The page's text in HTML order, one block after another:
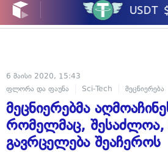
6 მაისი 2020, 15:43
ფლორა და ფაუნა
Sci-Tech მეცნიერება
მეცნიერებმა
რომელმაც, შესაძლოა,
გავრცელება შეაჩეროს